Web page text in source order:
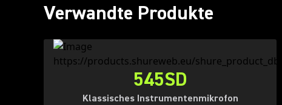
Verwandte Produkte
545SD
Klassisches Instrumentenmikrofon